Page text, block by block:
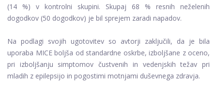
(14 %) v kontrolni skupini. Skupaj 68 % resnih neželenih
dogodkov (50 dogodkov) je bil sprejem zaradi napadov.
Na podlagi svojih ugotovitev so avtorji zaključili, da je bila
uporaba MICE boljša od standardne oskrbe, izboljšane z oceno,
pri izboljšanju simptomov čustvenih in vedenjskih težav pri
mladih z epilepsijo in pogostimi motnjami duševnega zdravja.